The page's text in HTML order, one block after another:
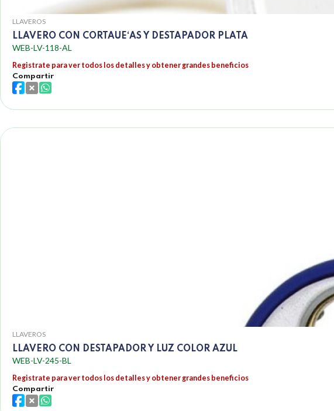
LLAVEROS
LLAVERO CON CORTAUE‘AS Y DESTAPADOR PLATA
WEB-LV-118-AL
Registrate para ver todos los detalles y obtener grandes beneficios
Compartir
LLAVEROS
LLAVERO CON DESTAPADOR Y LUZ COLOR AZUL
WEB-LV-245-BL
Registrate para ver todos los detalles y obtener grandes beneficios
Compartir